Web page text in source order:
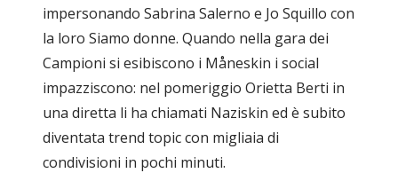
impersonando Sabrina Salerno e Jo Squillo con
la loro Siamo donne. Quando nella gara dei
Campioni si esibiscono i Måneskin i social
impazziscono: nel pomeriggio Orietta Berti in
una diretta li ha chiamati Naziskin ed è subito
diventata trend topic con migliaia di
condivisioni in pochi minuti.